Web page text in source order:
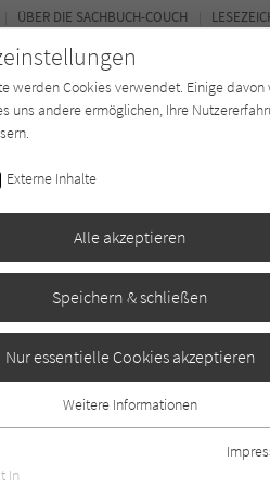
Magazin
ÜBER DIE SACHBUCH-COUCH
Artikel und Beiträge.
werden Cookies verwendet. Einige
uns andere ermöglichen, Ihre
Externe Inhalte
Alle akzeptieren
Speichern & schließen
Nur essentielle Cookies akzeptieren
werden für grundlegende Funktionen der
ist gewährleistet, dass die Webseite
Weitere Informationen
In